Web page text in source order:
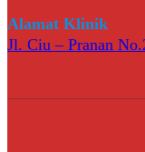
Alamat Klinik
Jl. Ciu – Pranan